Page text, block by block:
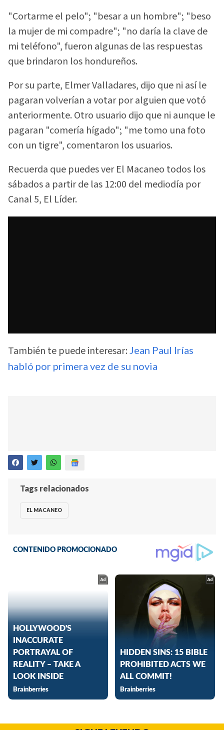
"Cortarme el pelo"; "besar a un hombre"; "beso
la mujer de mi compadre"; "no daría la clave de
mi teléfono", fueron algunas de las respuestas
que brindaron los hondureños.
Por su parte, Elmer Valladares, dijo que ni así le
pagaran volverían a votar por alguien que votó
anteriormente. Otro usuario dijo que ni aunque le
pagaran "comería hígado"; "me tomo una foto
con un tigre", comentaron los usuarios.
Recuerda que puedes ver El Macaneo todos los
sábados a partir de las 12:00 del mediodía por
Canal 5, El Líder.
También te puede interesar: Jean Paul Irías
habló por primera vez de su novia
Tags relacionados
EL MACANEO